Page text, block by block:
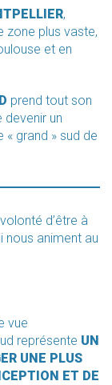
,
zone plus vaste,
et en
prend tout son
un
« grand » sud de
d’être à
nous animent au
vue
représente UN
UNE PLUS
ET DE